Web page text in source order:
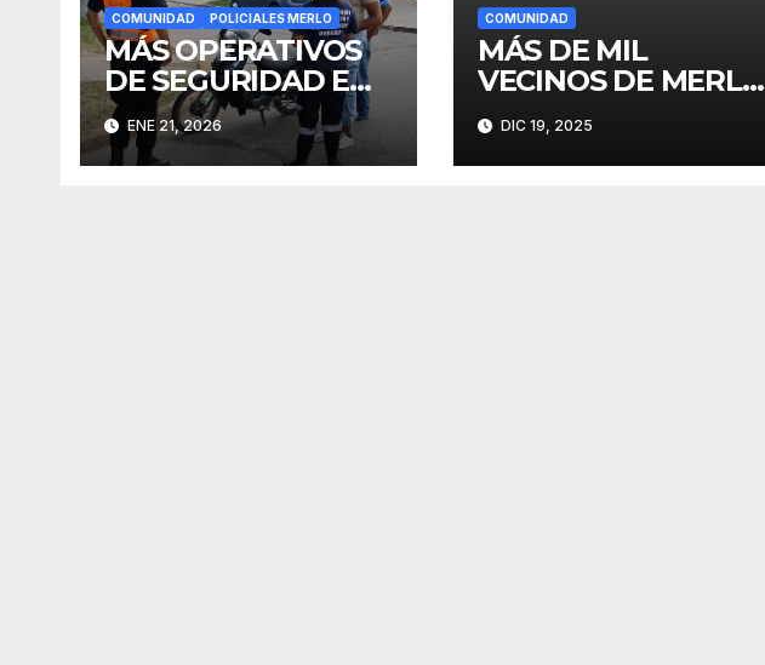
COMUNIDAD POLICIALES MERLO
MÁS OPERATIVOS
DE SEGURIDAD EN
MERLO
ENE 21, 2026
COMUNIDAD
MÁS DE MIL
VECINOS DE MERLO
SE EGRESARON DE
FINES
DIC 19, 2025